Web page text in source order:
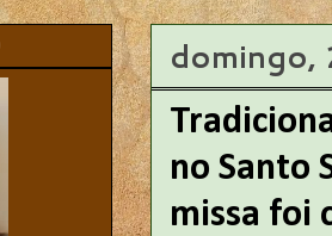
domingo,
no Santo
missa foi